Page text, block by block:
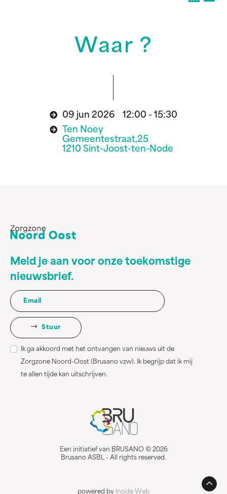
Waar ?
09 jun 2026 12:00 - 15:30
Ten Noey
Gemeentestraat,25
1210 Sint-Joost-ten-Node
Meld je aan voor onze toekomstige
nieuwsbrief.
Stuur
Ik ga akkoord met het ontvangen van nieuws uit de
Zorgzone Noord-Oost (Brusano vzw). Ik begrijp dat ik mij
te allen tijde kan uitschrijven.
Een initiatief van BRUSANO © 2026
Brusano ASBL - All rights reserved.
powered by Inside Web